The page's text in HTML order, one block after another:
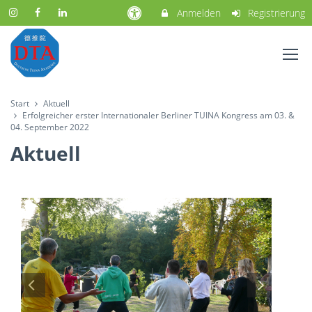
Anmelden Registrierung
Start
Aktuell
Erfolgreicher erster Internationaler Berliner TUINA Kongress am 03. &
04. September 2022
Aktuell